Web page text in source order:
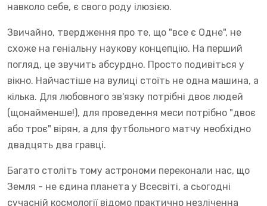
навколо себе, є свого роду ілюзією.
Звичайно, твердження про те, що "все є Одне", не
схоже на геніальну наукову концепцію. На перший
погляд, це звучить абсурдно. Просто подивіться у
вікно. Найчастіше на вулиці стоїть не одна машина, а
кілька. Для любовного зв'язку потрібні двоє людей
(щонайменше!), для проведення меси потрібно "двоє
або троє" вірян, а для футбольного матчу необхідно
двадцять два гравці.
Багато століть тому астрономи переконали нас, що
Земля - не єдина планета у Всесвіті, а сьогодні
сучасній космології відомо практично незліченна